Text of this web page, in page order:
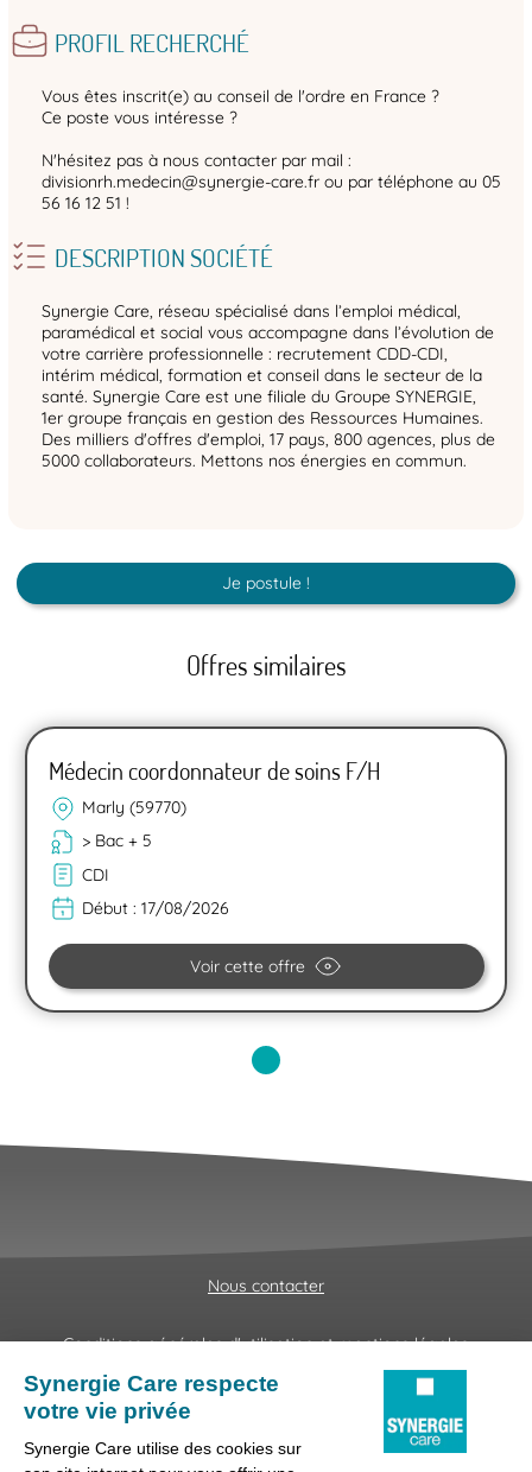
PROFIL RECHERCHÉ
Vous êtes inscrit(e) au conseil de l'ordre en France ?
Ce poste vous intéresse ?
N'hésitez pas à nous contacter par mail :
divisionrh.medecin@synergie-care.fr ou par téléphone au 05
56 16 12 51 !
DESCRIPTION SOCIÉTÉ
Synergie Care, réseau spécialisé dans l’emploi médical,
paramédical et social vous accompagne dans l’évolution de
votre carrière professionnelle : recrutement CDD-CDI,
intérim médical, formation et conseil dans le secteur de la
santé. Synergie Care est une filiale du Groupe SYNERGIE,
1er groupe français en gestion des Ressources Humaines.
Des milliers d'offres d'emploi, 17 pays, 800 agences, plus de
5000 collaborateurs. Mettons nos énergies en commun.
Je postule !
Offres similaires
Médecin coordonnateur de soins F/H
Marly (59770)
> Bac + 5
CDI
Début : 17/08/2026
Voir cette offre
Nous contacter
Conditions générales d'utilisation et mentions légales
Fraudes & Hameçonnages
Lanceur d'alertes